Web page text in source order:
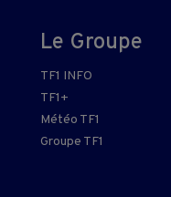
Le Groupe
TF1 INFO
TF1+
Météo TF1
Groupe TF1